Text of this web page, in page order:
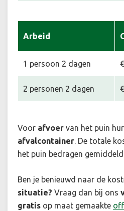
Arbeid
1 persoon 2 dagen
2 personen 2 dagen
Voor afvoer van het puin
afvalcontainer. De totale
het puin bedragen gemiddeld
Ben je benieuwd naar de
situatie? Vraag dan bij ons
gratis op maat gemaakte